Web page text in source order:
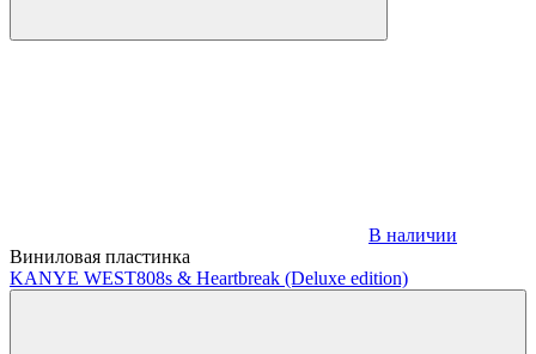
В наличии
Виниловая пластинка
KANYE WEST808s & Heartbreak (Deluxe edition)